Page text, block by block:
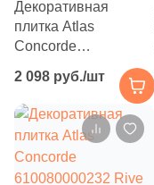
Античность (
Волнистая (15 )
Геометрия (
Декоративная
плитка Atlas
Concorde
610110000904 Rive
Bella Riva Tatami
20x80 коричневая
матовая под дерево
2 098 руб./шт